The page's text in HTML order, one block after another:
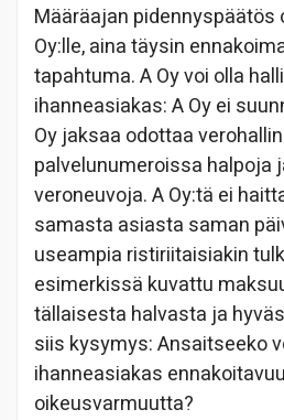
Määräajan pidennyspäätös
Oy:lle, aina täysin
tapahtuma. A Oy voi olla
ihanneasiakas: A Oy ei
Oy jaksaa odottaa
palvelunumeroissa halpoja
veroneuvoja. A Oy:tä ei
samasta asiasta saman
useampia ristiriitaisiakin
esimerkissä kuvattu
tällaisesta halvasta ja
siis kysymys: Ansaitseeko
ihanneasiakas
oikeusvarmuutta?